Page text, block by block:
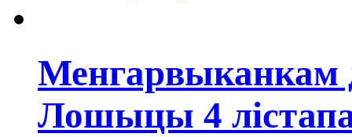
Менгарвыканкам
Лошыцы 4